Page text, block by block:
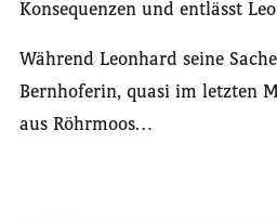
Konsequenzen und entlässt
Während Leonhard seine
Bernhoferin, quasi im letzten
aus Röhrmoos…